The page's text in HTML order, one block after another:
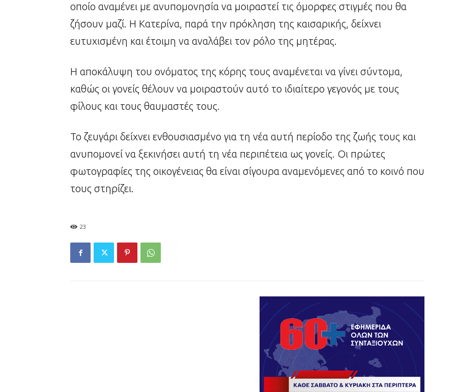
οποίο αναμένει με ανυπομονησία να μοιραστεί τις όμορφες στιγμές που θα
ζήσουν μαζί. Η Κατερίνα, παρά την πρόκληση της καισαρικής, δείχνει
ευτυχισμένη και έτοιμη να αναλάβει τον ρόλο της μητέρας.
Η αποκάλυψη του ονόματος της κόρης τους αναμένεται να γίνει σύντομα,
καθώς οι γονείς θέλουν να μοιραστούν αυτό το ιδιαίτερο γεγονός με τους
φίλους και τους θαυμαστές τους.
Το ζευγάρι δείχνει ενθουσιασμένο για τη νέα αυτή περίοδο της ζωής τους και
ανυπομονεί να ξεκινήσει αυτή τη νέα περιπέτεια ως γονείς. Οι πρώτες
φωτογραφίες της οικογένειας θα είναι σίγουρα αναμενόμενες από το κοινό που
τους στηρίζει.
23